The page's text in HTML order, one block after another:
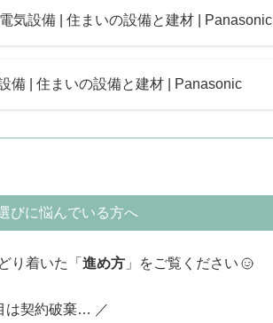
気設備 | 住まいの設備と建材 | Panasonic
備 | 住まいの設備と建材 | Panasonic
びに悩んでいる方へ
り着いた「 進め方」をご覧ください
は契約破棄… ／